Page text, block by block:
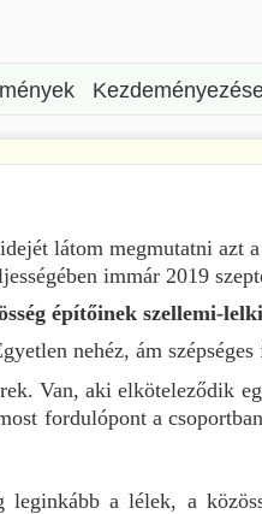
látom megmutatni azt
immár 2019
építőinek szellemi-
nehéz, ám
Van, aki elköteleződik
fordulópont a
a lélek, a